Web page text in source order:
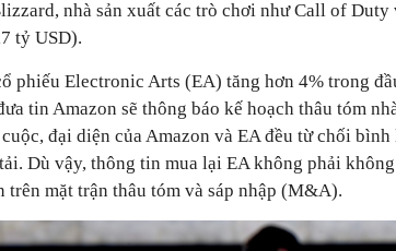
nhà sản xuất các trò chơi như Call of Duty
tỷ USD).
phiếu Electronic Arts (EA) tăng hơn 4% trong
tin Amazon sẽ thông báo kế hoạch thâu tóm
đại diện của Amazon và EA đều từ chối
Dù vậy, thông tin mua lại EA không phải
trên mặt trận thâu tóm và sáp nhập (M&A).